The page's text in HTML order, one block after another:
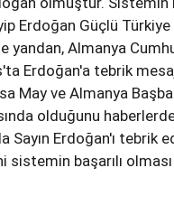
Erdoğan Güçlü
yandan, Almanya
Erdoğan'a tebrik
May ve Almanya
olduğunu
Sayın Erdoğan'ı tebrik
sistemin başarılı